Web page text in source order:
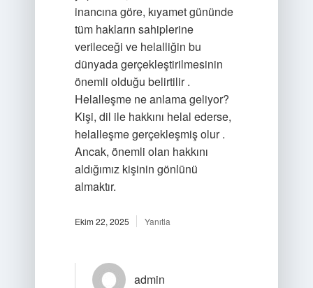
inancına göre, kıyamet gününde
tüm hakların sahiplerine
verileceği ve helalliğin bu
dünyada gerçekleştirilmesinin
önemli olduğu belirtilir .
Helalleşme ne anlama geliyor?
Kişi, dil ile hakkını helal ederse,
helalleşme gerçekleşmiş olur .
Ancak, önemli olan hakkını
aldığımız kişinin gönlünü
almaktır.
Ekim 22, 2025 Yanıtla
admin